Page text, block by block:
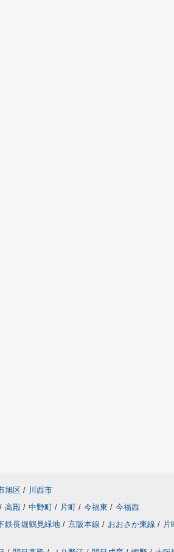
旭区 / 川西市
/ 高殿 / 中野町 / 片町 / 今福東 / 今福西
鉄長堀鶴見緑地 / 京阪本線 / おおさか東線 / 片